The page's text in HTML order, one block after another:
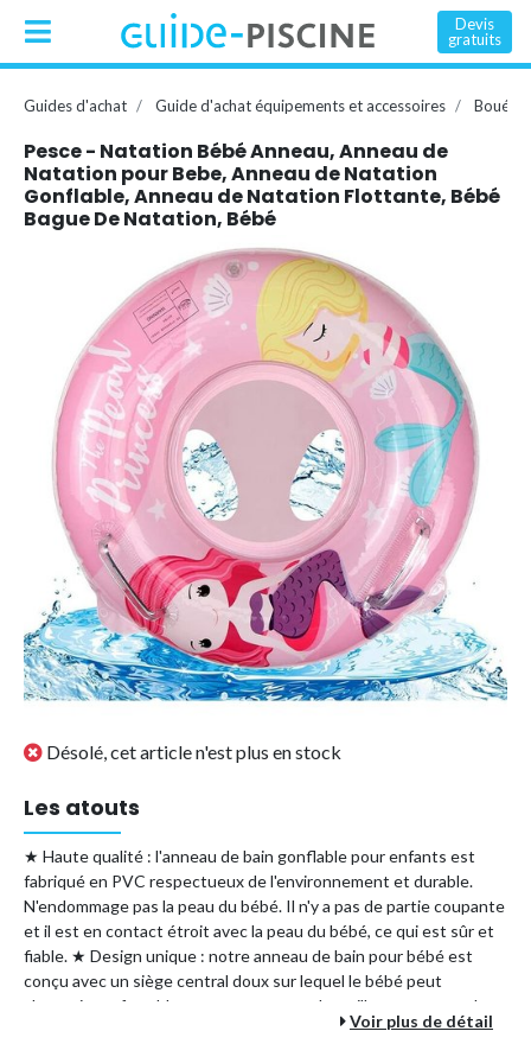
Devis
gratuits
Guides d'achat Guide d'achat équipements et accessoires Bouée,
Pesce - Natation Bébé Anneau, Anneau de
Natation pour Bebe, Anneau de Natation
Gonflable, Anneau de Natation Flottante, Bébé
Bague De Natation, Bébé
Désolé, cet article n'est plus en stock
Les atouts
★ Haute qualité : l'anneau de bain gonflable pour enfants est
fabriqué en PVC respectueux de l'environnement et durable.
N'endommage pas la peau du bébé. Il n'y a pas de partie coupante
et il est en contact étroit avec la peau du bébé, ce qui est sûr et
fiable. ★ Design unique : notre anneau de bain pour bébé est
conçu avec un siège central doux sur lequel le bébé peut
s'asseoir confortablement pour assurer la meilleure posture de
nage. Faites en sorte que les bébés se sentent en sécurité et à
Voir plus de détail